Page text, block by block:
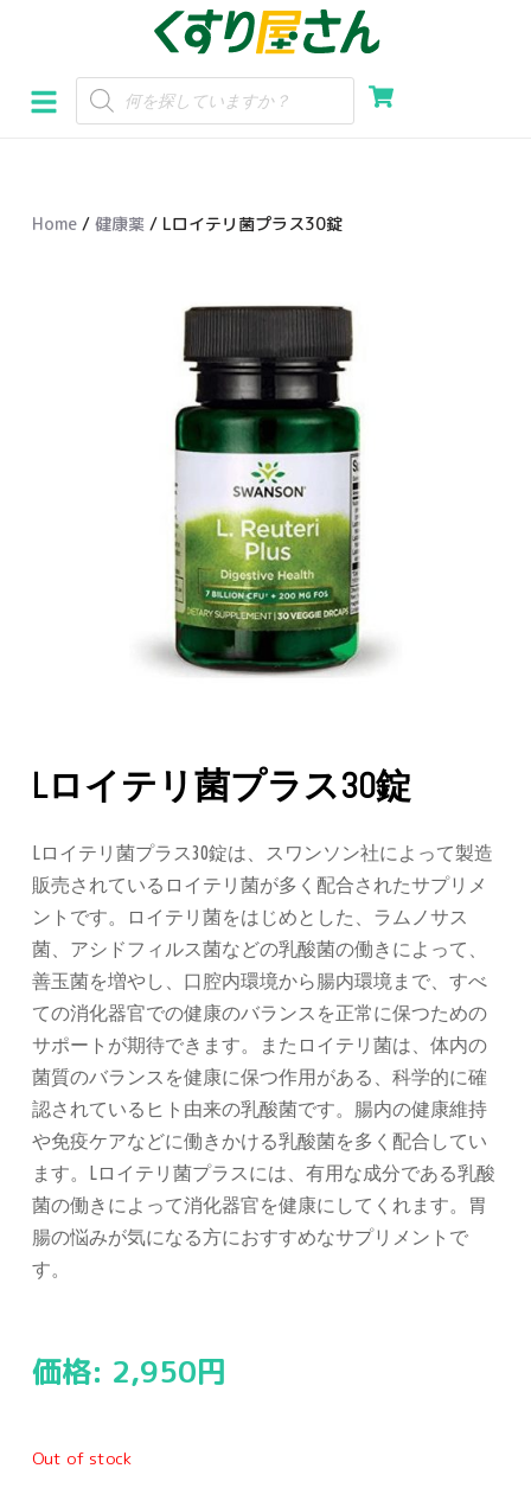
ン
テ
スHome / 健康薬 / Lロイテリ菌プラス30錠
Lロイテリ菌プラス30錠
Lロイテリ菌プラス30錠は、スワンソン社によって製造
販売されているロイテリ菌が多く配合されたサプリメ
ントです。ロイテリ菌をはじめとした、ラムノサス
菌、アシドフィルス菌などの乳酸菌の働きによって、
善玉菌を増やし、口腔内環境から腸内環境まで、すべ
ての消化器官での健康のバランスを正常に保つための
サポートが期待できます。またロイテリ菌は、体内の
菌質のバランスを健康に保つ作用がある、科学的に確
認されているヒト由来の乳酸菌です。腸内の健康維持
や免疫ケアなどに働きかける乳酸菌を多く配合してい
ます。Lロイテリ菌プラスには、有用な成分である乳酸
菌の働きによって消化器官を健康にしてくれます。胃
腸の悩みが気になる方におすすめなサプリメントで
す。
価格: 2,950円
Out of stock